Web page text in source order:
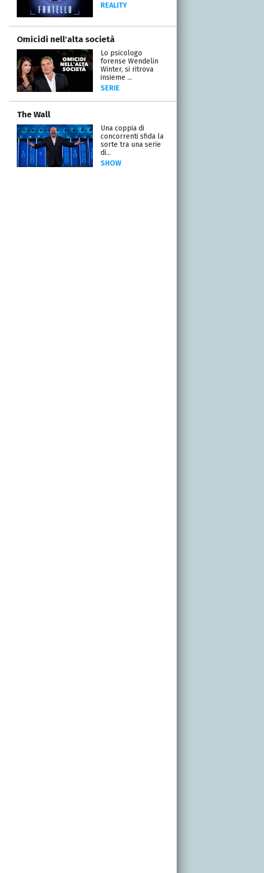
REALITY
Omicidi nell'alta società
Lo psicologo
forense Wendelin
Winter, si ritrova
insieme ...
SERIE
The Wall
Una coppia di
concorrenti sfida la
sorte tra una serie
di...
SHOW